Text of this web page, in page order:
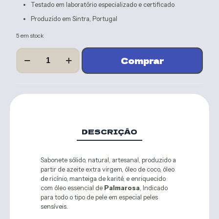
Testado em laboratório especializado e certificado
Produzido em Sintra, Portugal
5 em stock
Quantidade
PALMAROSA
Adicionar
DESCRIÇÃO
Sabonete sólido, natural, artesanal, produzido a
partir de azeite extra virgem, óleo de coco, óleo
de ricínio, manteiga de karité, e enriquecido
com óleo essencial de Palmarosa , Indicado
para todo o tipo de pele em especial peles
sensíveis.